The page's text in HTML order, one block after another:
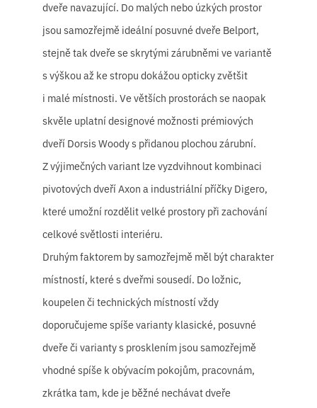
dveře navazující. Do malých nebo úzkých prostor
jsou samozřejmě ideální posuvné dveře Belport,
stejně tak dveře se skrytými zárubněmi ve variantě
s výškou až ke stropu dokážou opticky zvětšit
i malé místnosti. Ve větších prostorách se naopak
skvěle uplatní designové možnosti prémiových
dveří Dorsis Woody s přidanou plochou zárubní.
Z výjimečných variant lze vyzdvihnout kombinaci
pivotových dveří Axon a industriální příčky Digero,
které umožní rozdělit velké prostory při zachování
celkové světlosti interiéru.
Druhým faktorem by samozřejmě měl být charakter
místností, které s dveřmi sousedí. Do ložnic,
koupelen či technických místností vždy
doporučujeme spíše varianty klasické, posuvné
dveře či varianty s prosklením jsou samozřejmě
vhodné spíše k obývacím pokojům, pracovnám,
zkrátka tam, kde je běžné nechávat dveře